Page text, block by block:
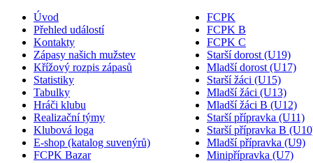
Úvod
Přehled událostí
Kontakty
Zápasy našich mužstev
Křížový rozpis zápasů
Statistiky
Tabulky
Hráči klubu
Realizační týmy
Klubová loga
E-shop (katalog suvenýrů)
FCPK Bazar
FCPK
FCPK B
FCPK C
Starší dorost (U19)
Mladší dorost (U17)
Starší žáci (U15)
Mladší žáci (U13)
Mladší žáci B (U12)
Starší přípravka (U11)
Starší přípravka B
Mladší přípravka (U9)
Minipřípravka (U7)